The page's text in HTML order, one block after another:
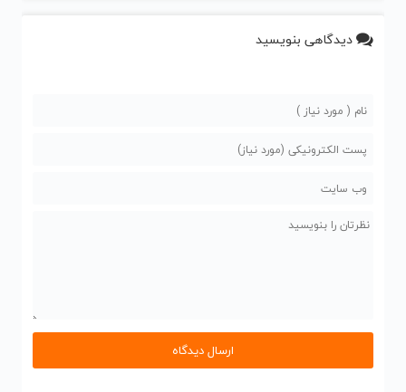
دیدگاهی بنویسید